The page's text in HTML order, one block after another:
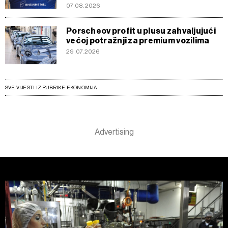
07.08.2026
Porscheov profit u plusu zahvaljujući
većoj potražnji za premium vozilima
29.07.2026
SVE VIJESTI IZ RUBRIKE EKONOMIJA